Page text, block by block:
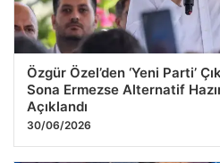
Özgür Özel’den ‘Yeni Parti’
Sona Ermezse Alternatif
Açıklandı
30/06/2026